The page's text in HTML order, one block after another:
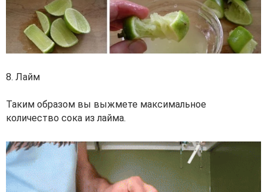
8. Лайм
Таким образом вы выжмете максимальное
количество сока из лайма.